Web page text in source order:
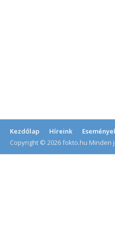
Kezdőlap Híreink
Copyright © 2026 fokto.hu Minden